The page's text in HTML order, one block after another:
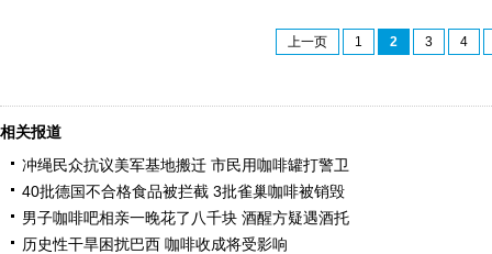
上一页 1 2 3 4
相关报道
冲绳民众抗议美军基地搬迁 市民用咖啡罐打警卫
40批德国不合格食品被拦截 3批雀巢咖啡被销毁
男子咖啡吧相亲一晚花了八千块 酒醒方疑遇酒托
历史性干旱困扰巴西 咖啡收成将受影响